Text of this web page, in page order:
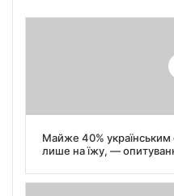
Майже 40% українським
лише на їжу, —